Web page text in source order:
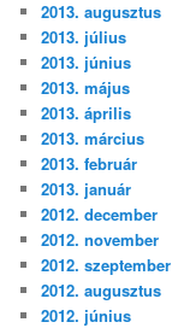
2013. augusztus
2013. július
2013. június
2013. május
2013. április
2013. március
2013. február
2013. január
2012. december
2012. november
2012. szeptember
2012. augusztus
2012. június